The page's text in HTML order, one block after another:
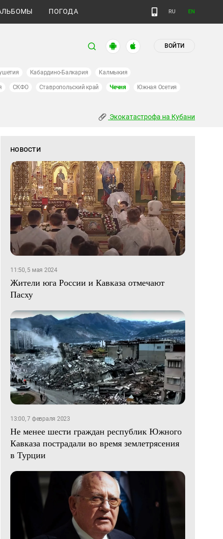
ПОГОДА RU EN
ВОЙТИ
Кабардино-Балкария Калмыкия
СКФО Ставропольский край Чечня Южная Осетия
Экокатастрофа на Кубани
НОВОСТИ
11:50, 5 мая 2024
Жители юга России и Кавказа отмечают
Пасху
13:00, 7 февраля 2023
Не менее шести граждан республик Южного
Кавказа пострадали во время землетрясения
в Турции